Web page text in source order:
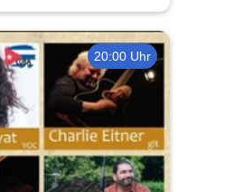
20:00 Uhr